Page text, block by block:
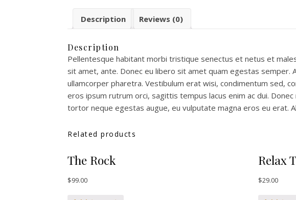
Description Reviews (0)
Description
Pellentesque habitant morbi tristique senectus et netus et
sit amet, ante. Donec eu libero sit amet quam egestas
ullamcorper pharetra. Vestibulum erat wisi, condimentum sed,
eros ipsum rutrum orci, sagittis tempus lacus enim ac dui.
tortor neque egestas augue, eu vulputate magna eros eu erat.
Related products
The Rock
$99.00
Relax
$29.00